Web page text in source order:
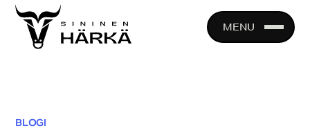
Skip
content
MENU
BLOGI